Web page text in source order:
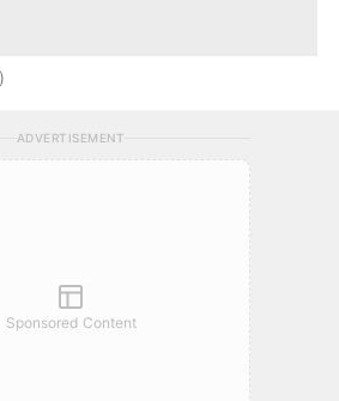
ADVERTISEMENT
Sponsored Content